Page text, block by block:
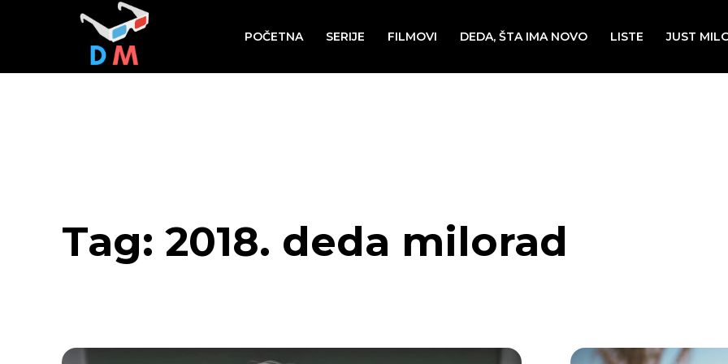
POČETNA SERIJE FILMOVI DEDA, ŠTA IMA NOVO LISTE JUST
Tag: 2018. deda milorad